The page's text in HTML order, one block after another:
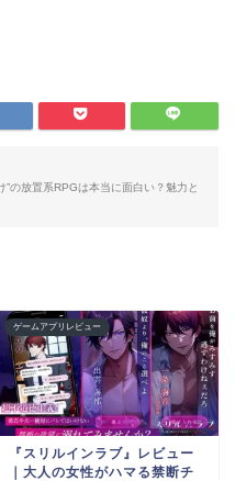
”の放置系RPGは本当に面白い？魅力と
ゲームアプリレビュー
『スリルインラブ』レビュー
｜大人の女性がハマる禁断チ